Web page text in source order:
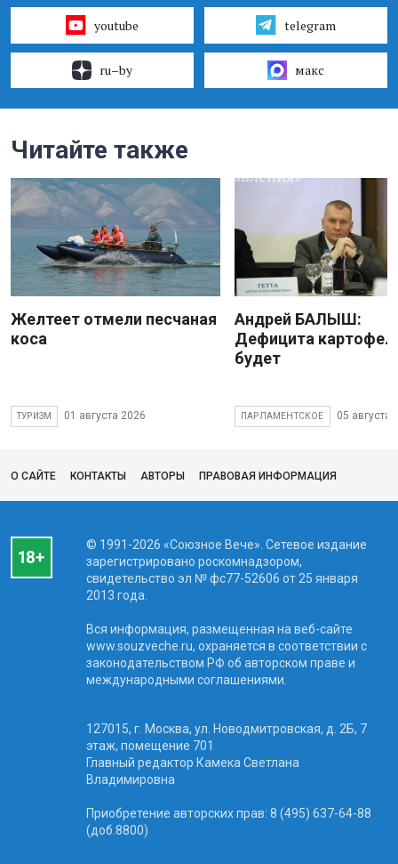
youtube telegram
ru–by макс
Читайте также
Желтеет отмели песчаная
коса
ТУРИЗМ 01 августа 2026
Андрей БАЛЫШ:
Дефицита
будет
ПАРЛАМЕНТСКОЕ 05 августа
О САЙТЕ КОНТАКТЫ АВТОРЫ ПРАВОВАЯ ИНФОРМАЦИЯ
© 1991-2026 «Союзное Вече». Сетевое издание
зарегистрировано роскомнадзором,
свидетельство эл № фc77-52606 от 25 января
2013 года.
Вся информация, размещенная на веб-сайте
www.souzveche.ru, охраняется в соответствии с
законодательством РФ об авторском праве и
международными соглашениями.
127015, г. Москва, ул. Новодмитровская, д. 2Б, 7
этаж, помещение 701
Главный редактор Камека Светлана
Владимировна
Приобретение авторских прав: 8 (495) 637-64-88
(доб.8800)